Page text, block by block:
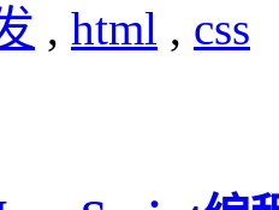
, html , css